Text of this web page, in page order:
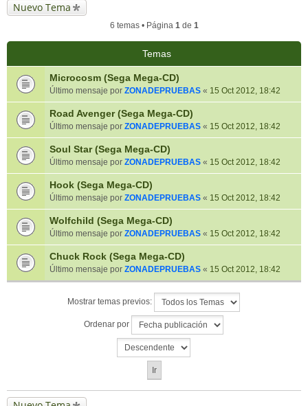
Nuevo Tema
6 temas • Página 1de 1
Temas
Microcosm (Sega Mega-CD)
Último mensaje por ZONADEPRUEBAS « 15 Oct 2012, 18:42
Road Avenger (Sega Mega-CD)
Último mensaje por ZONADEPRUEBAS « 15 Oct 2012, 18:42
Soul Star (Sega Mega-CD)
Último mensaje por ZONADEPRUEBAS « 15 Oct 2012, 18:42
Hook (Sega Mega-CD)
Último mensaje por ZONADEPRUEBAS « 15 Oct 2012, 18:42
Wolfchild (Sega Mega-CD)
Último mensaje por ZONADEPRUEBAS « 15 Oct 2012, 18:42
Chuck Rock (Sega Mega-CD)
Último mensaje por ZONADEPRUEBAS « 15 Oct 2012, 18:42
Mostrar temas previos:
Ordenar por